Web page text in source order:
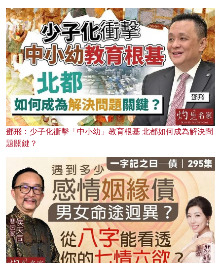
鄧飛：少子化衝擊「中小幼」教育根基 北都如何成為解決問
題關鍵？